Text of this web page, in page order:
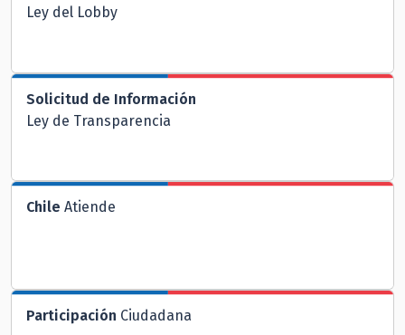
Ley del Lobby
Solicitud de Información
Ley de Transparencia
Chile Atiende
Participación Ciudadana